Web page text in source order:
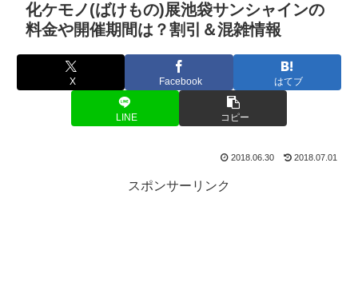
化ケモノ(ばけもの)展池袋サンシャインの
料金や開催期間は？割引＆混雑情報
X Facebook はてブ
LINE コピー
2018.06.30 2018.07.01
スポンサーリンク